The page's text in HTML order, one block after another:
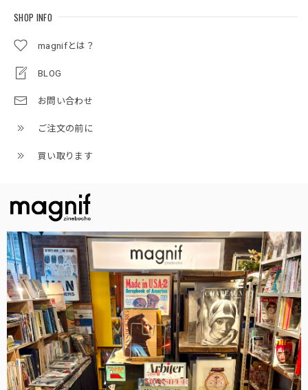
SHOP INFO
magnifとは？
BLOG
お問い合わせ
ご注文の前に
買い取ります